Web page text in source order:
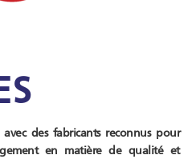
des fabricants reconnus pour
en matière de qualité et